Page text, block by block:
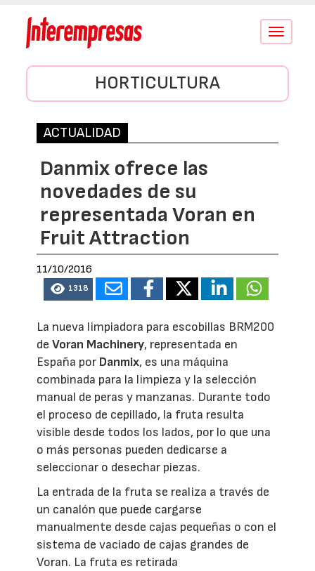
Conmutar
HORTICULTURA
ACTUALIDAD
Danmix ofrece las
novedades de su
representada Voran en
Fruit Attraction
11/10/2016
1318
La nueva limpiadora para escobillas BRM200
deVoran Machinery, representada en
España por Danmix, es una máquina
combinada para la limpieza y la selección
manual de peras y manzanas. Durante todo
el proceso de cepillado, la fruta resulta
visible desde todos los lados, por lo que una
o más personas pueden dedicarse a
seleccionar o desechar piezas.
La entrada de la fruta se realiza a través de
un canalón que puede cargarse
manualmente desde cajas pequeñas o con el
sistema de vaciado de cajas grandes de
Voran. La fruta es retirada